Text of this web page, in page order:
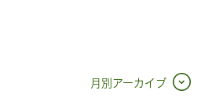
月別アーカイブ